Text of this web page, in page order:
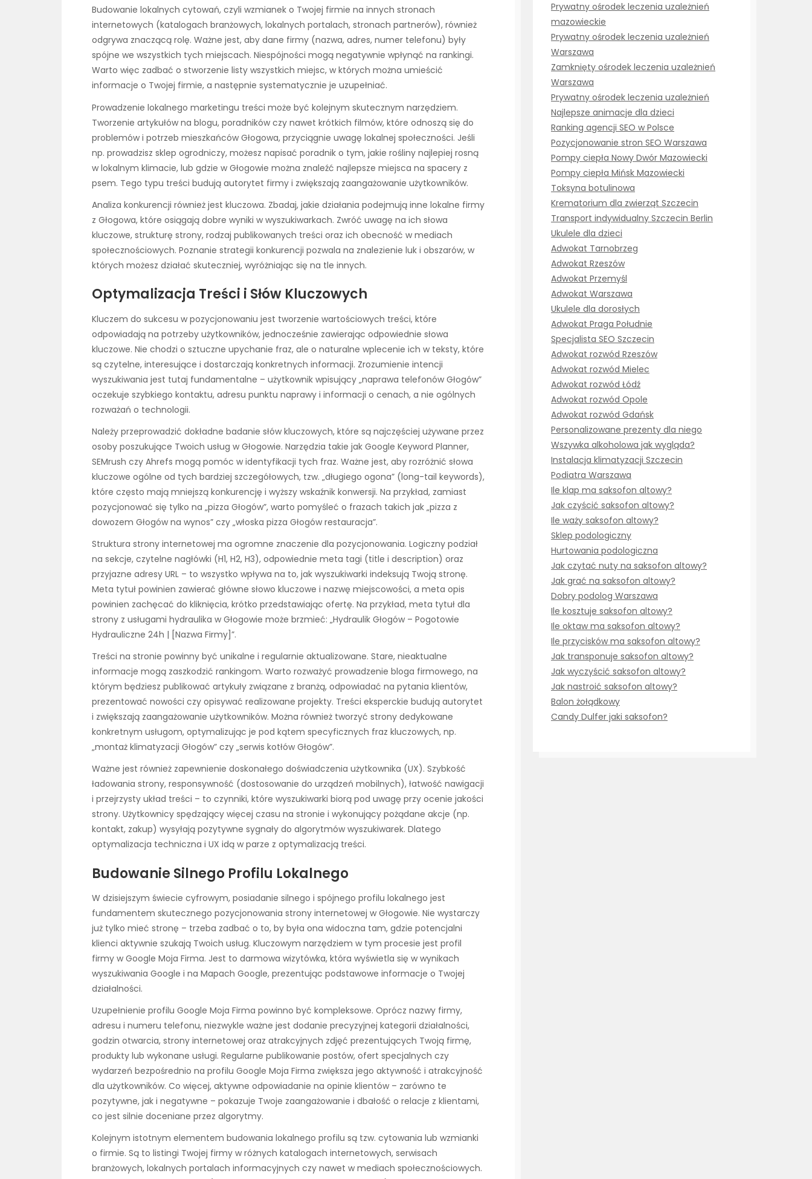
Budowanie lokalnych cytowań, czyli wzmianek o Twojej firmie na innych stronach
internetowych (katalogach branżowych, lokalnych portalach, stronach partnerów), również
odgrywa znaczącą rolę. Ważne jest, aby dane firmy (nazwa, adres, numer telefonu) były
spójne we wszystkich tych miejscach. Niespójności mogą negatywnie wpłynąć na rankingi.
Warto więc zadbać o stworzenie listy wszystkich miejsc, w których można umieścić
informacje o Twojej firmie, a następnie systematycznie je uzupełniać.
Prowadzenie lokalnego marketingu treści może być kolejnym skutecznym narzędziem.
Tworzenie artykułów na blogu, poradników czy nawet krótkich filmów, które odnoszą się do
problemów i potrzeb mieszkańców Głogowa, przyciągnie uwagę lokalnej społeczności. Jeśli
np. prowadzisz sklep ogrodniczy, możesz napisać poradnik o tym, jakie rośliny najlepiej rosną
w lokalnym klimacie, lub gdzie w Głogowie można znaleźć najlepsze miejsca na spacery z
psem. Tego typu treści budują autorytet firmy i zwiększają zaangażowanie użytkowników.
Analiza konkurencji również jest kluczowa. Zbadaj, jakie działania podejmują inne lokalne firmy
z Głogowa, które osiągają dobre wyniki w wyszukiwarkach. Zwróć uwagę na ich słowa
kluczowe, strukturę strony, rodzaj publikowanych treści oraz ich obecność w mediach
społecznościowych. Poznanie strategii konkurencji pozwala na znalezienie luk i obszarów, w
których możesz działać skuteczniej, wyróżniając się na tle innych.
Optymalizacja Treści i Słów Kluczowych
Kluczem do sukcesu w pozycjonowaniu jest tworzenie wartościowych treści, które
odpowiadają na potrzeby użytkowników, jednocześnie zawierając odpowiednie słowa
kluczowe. Nie chodzi o sztuczne upychanie fraz, ale o naturalne wplecenie ich w teksty, które
są czytelne, interesujące i dostarczają konkretnych informacji. Zrozumienie intencji
wyszukiwania jest tutaj fundamentalne – użytkownik wpisujący „naprawa telefonów Głogów”
oczekuje szybkiego kontaktu, adresu punktu naprawy i informacji o cenach, a nie ogólnych
rozważań o technologii.
Należy przeprowadzić dokładne badanie słów kluczowych, które są najczęściej używane przez
osoby poszukujące Twoich usług w Głogowie. Narzędzia takie jak Google Keyword Planner,
SEMrush czy Ahrefs mogą pomóc w identyfikacji tych fraz. Ważne jest, aby rozróżnić słowa
kluczowe ogólne od tych bardziej szczegółowych, tzw. „długiego ogona” (long-tail keywords),
które często mają mniejszą konkurencję i wyższy wskaźnik konwersji. Na przykład, zamiast
pozycjonować się tylko na „pizza Głogów”, warto pomyśleć o frazach takich jak „pizza z
dowozem Głogów na wynos” czy „włoska pizza Głogów restauracja”.
Struktura strony internetowej ma ogromne znaczenie dla pozycjonowania. Logiczny podział
na sekcje, czytelne nagłówki (H1, H2, H3), odpowiednie meta tagi (title i description) oraz
przyjazne adresy URL – to wszystko wpływa na to, jak wyszukiwarki indeksują Twoją stronę.
Meta tytuł powinien zawierać główne słowo kluczowe i nazwę miejscowości, a meta opis
powinien zachęcać do kliknięcia, krótko przedstawiając ofertę. Na przykład, meta tytuł dla
strony z usługami hydraulika w Głogowie może brzmieć: „Hydraulik Głogów – Pogotowie
Hydrauliczne 24h | [Nazwa Firmy]”.
Treści na stronie powinny być unikalne i regularnie aktualizowane. Stare, nieaktualne
informacje mogą zaszkodzić rankingom. Warto rozważyć prowadzenie bloga firmowego, na
którym będziesz publikować artykuły związane z branżą, odpowiadać na pytania klientów,
prezentować nowości czy opisywać realizowane projekty. Treści eksperckie budują autorytet
i zwiększają zaangażowanie użytkowników. Można również tworzyć strony dedykowane
konkretnym usługom, optymalizując je pod kątem specyficznych fraz kluczowych, np.
„montaż klimatyzacji Głogów” czy „serwis kotłów Głogów”.
Ważne jest również zapewnienie doskonałego doświadczenia użytkownika (UX). Szybkość
ładowania strony, responsywność (dostosowanie do urządzeń mobilnych), łatwość nawigacji
i przejrzysty układ treści – to czynniki, które wyszukiwarki biorą pod uwagę przy ocenie jakości
strony. Użytkownicy spędzający więcej czasu na stronie i wykonujący pożądane akcje (np.
kontakt, zakup) wysyłają pozytywne sygnały do algorytmów wyszukiwarek. Dlatego
optymalizacja techniczna i UX idą w parze z optymalizacją treści.
Budowanie Silnego Profilu Lokalnego
W dzisiejszym świecie cyfrowym, posiadanie silnego i spójnego profilu lokalnego jest
fundamentem skutecznego pozycjonowania strony internetowej w Głogowie. Nie wystarczy
już tylko mieć stronę – trzeba zadbać o to, by była ona widoczna tam, gdzie potencjalni
klienci aktywnie szukają Twoich usług. Kluczowym narzędziem w tym procesie jest profil
firmy w Google Moja Firma. Jest to darmowa wizytówka, która wyświetla się w wynikach
wyszukiwania Google i na Mapach Google, prezentując podstawowe informacje o Twojej
działalności.
Uzupełnienie profilu Google Moja Firma powinno być kompleksowe. Oprócz nazwy firmy,
adresu i numeru telefonu, niezwykle ważne jest dodanie precyzyjnej kategorii działalności,
godzin otwarcia, strony internetowej oraz atrakcyjnych zdjęć prezentujących Twoją firmę,
produkty lub wykonane usługi. Regularne publikowanie postów, ofert specjalnych czy
wydarzeń bezpośrednio na profilu Google Moja Firma zwiększa jego aktywność i atrakcyjność
dla użytkowników. Co więcej, aktywne odpowiadanie na opinie klientów – zarówno te
pozytywne, jak i negatywne – pokazuje Twoje zaangażowanie i dbałość o relacje z klientami,
co jest silnie doceniane przez algorytmy.
Kolejnym istotnym elementem budowania lokalnego profilu są tzw. cytowania lub wzmianki
o firmie. Są to listingi Twojej firmy w różnych katalogach internetowych, serwisach
branżowych, lokalnych portalach informacyjnych czy nawet w mediach społecznościowych.
Prywatny ośrodek leczenia uzależnień
mazowieckie
Prywatny ośrodek leczenia uzależnień
Warszawa
Zamknięty ośrodek leczenia uzależnień
Warszawa
Prywatny ośrodek leczenia uzależnień
Najlepsze animacje dla dzieci
Ranking agencji SEO w Polsce
Pozycjonowanie stron SEO Warszawa
Pompy ciepła Nowy Dwór Mazowiecki
Pompy ciepła Mińsk Mazowiecki
Toksyna botulinowa
Krematorium dla zwierząt Szczecin
Transport indywidualny Szczecin Berlin
Ukulele dla dzieci
Adwokat Tarnobrzeg
Adwokat Rzeszów
Adwokat Przemyśl
Adwokat Warszawa
Ukulele dla dorosłych
Adwokat Praga Południe
Specjalista SEO Szczecin
Adwokat rozwód Rzeszów
Adwokat rozwód Mielec
Adwokat rozwód Łódź
Adwokat rozwód Opole
Adwokat rozwód Gdańsk
Personalizowane prezenty dla niego
Wszywka alkoholowa jak wygląda?
Instalacja klimatyzacji Szczecin
Podiatra Warszawa
Ile klap ma saksofon altowy?
Jak czyścić saksofon altowy?
Ile waży saksofon altowy?
Sklep podologiczny
Hurtowania podologiczna
Jak czytać nuty na saksofon altowy?
Jak grać na saksofon altowy?
Dobry podolog Warszawa
Ile kosztuje saksofon altowy?
Ile oktaw ma saksofon altowy?
Ile przycisków ma saksofon altowy?
Jak transponuje saksofon altowy?
Jak wyczyścić saksofon altowy?
Jak nastroić saksofon altowy?
Balon żołądkowy
Candy Dulfer jaki saksofon?